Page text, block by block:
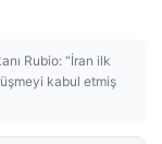
Rubio: “İran ilk
kabul etmiş